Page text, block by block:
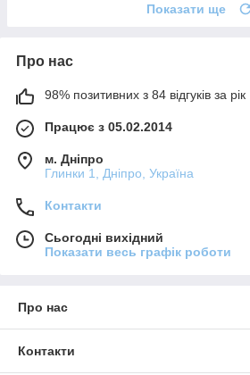
Показати ще
Про нас
98% позитивних з 84 відгуків за рік
Працює з 05.02.2014
м. Дніпро
Глинки 1, Дніпро, Україна
Контакти
Сьогодні вихідний
Показати весь графік роботи
Про нас
Контакти